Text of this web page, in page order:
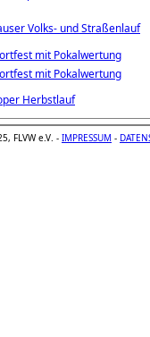
Volks- und Straßenlauf
mit Pokalwertung
mit Pokalwertung
Herbstlauf
FLVW e.V. - IMPRESSUM -